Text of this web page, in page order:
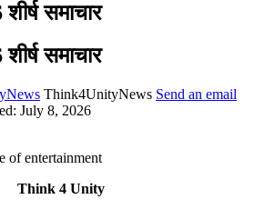
समाचार
समाचार
Think4UnityNews Send an email
July 8, 2026
Think 4 Unity